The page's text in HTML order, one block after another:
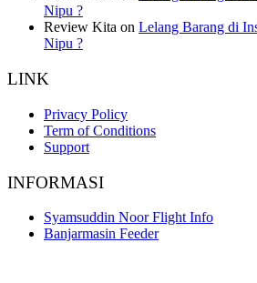
Nipu ?
Review Kita on Lelang Barang di
Nipu ?
LINK
Privacy Policy
Term of Conditions
Support
INFORMASI
Syamsuddin Noor Flight Info
Banjarmasin Feeder